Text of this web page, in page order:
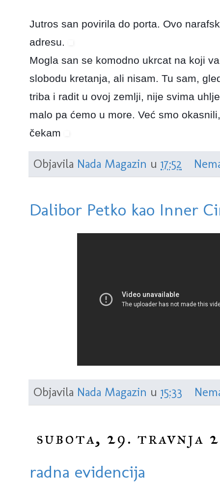
Jutros san povirila do porta. Ovo
adresu.
Mogla san se komodno ukrcat na koji
slobodu kretanja, ali nisam. Tu sam,
triba i radit u ovoj zemlji, nije svima
malo pa ćemo u more. Već smo
čekam
Objavila Nada Magazin u 17:52
Dalibor Petko kao Inner
Objavila Nada Magazin u 15:33
subota, 29. travnja
radna evidencija